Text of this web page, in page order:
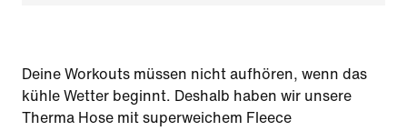
Deine Workouts müssen nicht aufhören, wenn das
kühle Wetter beginnt. Deshalb haben wir unsere
Therma Hose mit superweichem Fleece